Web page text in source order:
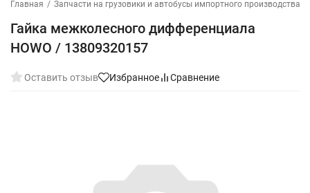
Главная / Запчасти на грузовики и автобусы импортного производства
Гайка межколесного дифференциала
HOWO / 13809320157
Оставить отзыв Избранное Сравнение